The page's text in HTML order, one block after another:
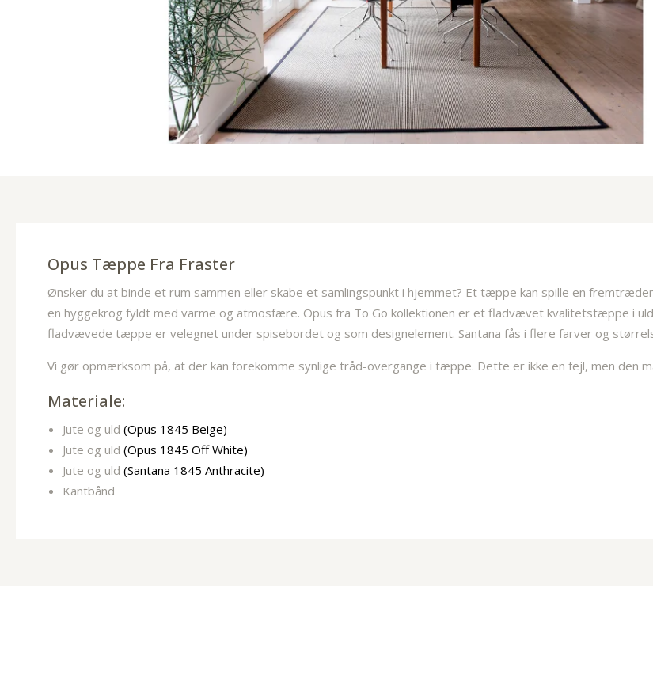
Opus Tæppe Fra Fraster
Ønsker du at binde et rum sammen eller skabe et samlingspunkt i hjemmet? Et tæppe kan spille en
en hyggekrog fyldt med varme og atmosfære. Opus fra To Go kollektionen er et fladvævet kvalitetstæppe i
fladvævede tæppe er velegnet under spisebordet og som designelement. Santana fås i flere farver og
Vi gør opmærksom på, at der kan forekomme synlige tråd-overgange i tæppe. Dette er ikke en fejl, men den
Materiale:
Jute og uld (Opus 1845 Beige)
Jute og uld (Opus 1845 Off White)
Jute og uld (Santana 1845 Anthracite)
Kantbånd